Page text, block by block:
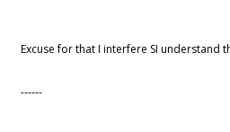
Excuse for that I interfere SI understand
------